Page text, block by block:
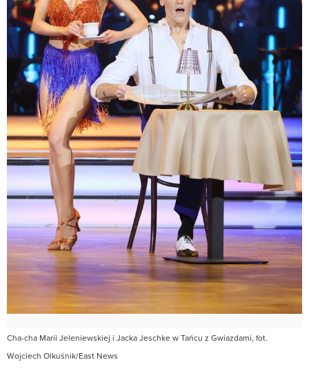
Cha-cha Marii Jeleniewskiej i Jacka Jeschke w Tańcu z Gwiazdami, fot.
Wojciech Olkuśnik/East News